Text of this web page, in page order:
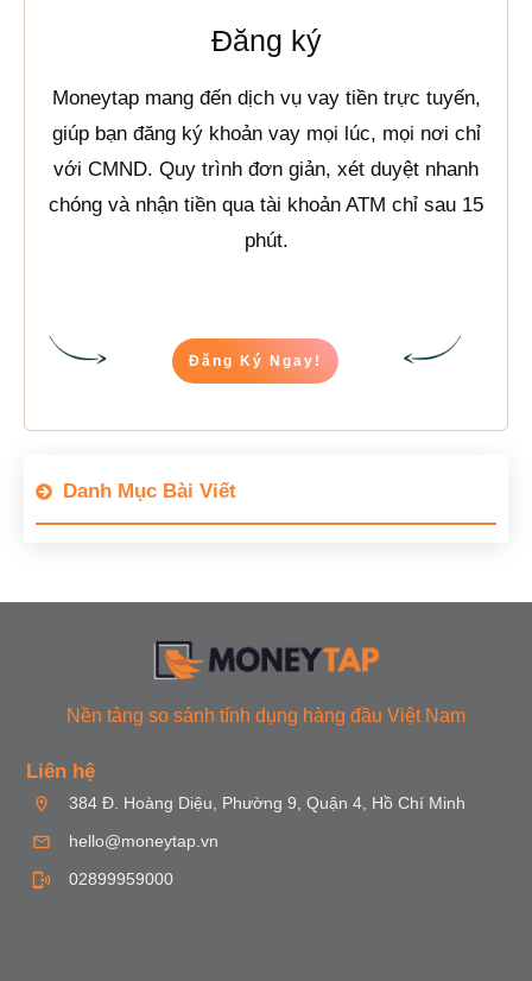
Đăng ký
Moneytap mang đến dịch vụ vay tiền trực tuyến,
giúp bạn đăng ký khoản vay mọi lúc, mọi nơi chỉ
với CMND. Quy trình đơn giản, xét duyệt nhanh
chóng và nhận tiền qua tài khoản ATM chỉ sau 15
phút.
Đăng Ký Ngay!
Danh Mục Bài Viết
Nền tảng so sánh tính dụng hàng đầu Việt Nam
Liên hệ
384 Đ. Hoàng Diệu, Phường 9, Quận 4, Hồ Chí Minh
hello@moneytap.vn
02899959000